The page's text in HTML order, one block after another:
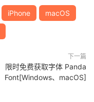
iPhone macOS
下一篇
限时免费获取字体 Panda
Font[Windows、macOS]